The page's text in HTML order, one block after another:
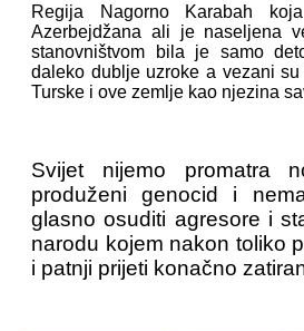
Regija Nagorno Karabah
Azerbejdžana ali je naseljena
stanovništvom bila je samo
daleko dublje uzroke a vezani
Turske i ove zemlje kao njezina
Svijet nijemo promatra
produženi genocid i
glasno osuditi agresore i
narodu kojem nakon toliko
i patnji prijeti konačno